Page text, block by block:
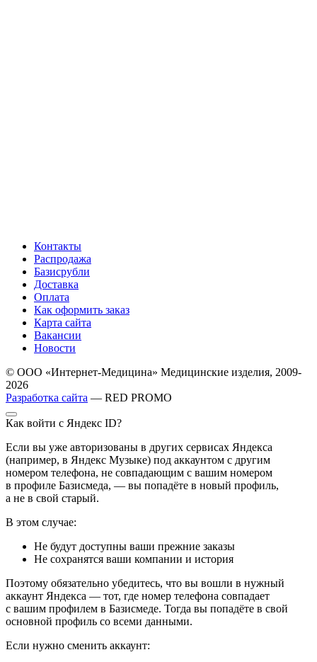
Контакты
Распродажа
Базисрубли
Доставка
Оплата
Как оформить заказ
Карта сайта
Вакансии
Новости
© ООО «Интернет-Медицина» Медицинские изделия, 2009-
2026
Разработка сайта — RED PROMO
Как войти с Яндекс ID?
Если вы уже авторизованы в других сервисах Яндекса
(например, в Яндекс Музыке) под аккаунтом с другим
номером телефона, не совпадающим с вашим номером
в профиле Базисмеда, — вы попадёте в новый профиль,
а не в свой старый.
В этом случае:
Не будут доступны ваши прежние заказы
Не сохранятся ваши компании и история
Поэтому обязательно убедитесь, что вы вошли в нужный
аккаунт Яндекса — тот, где номер телефона совпадает
с вашим профилем в Базисмеде. Тогда вы попадёте в свой
основной профиль со всеми данными.
Если нужно сменить аккаунт: